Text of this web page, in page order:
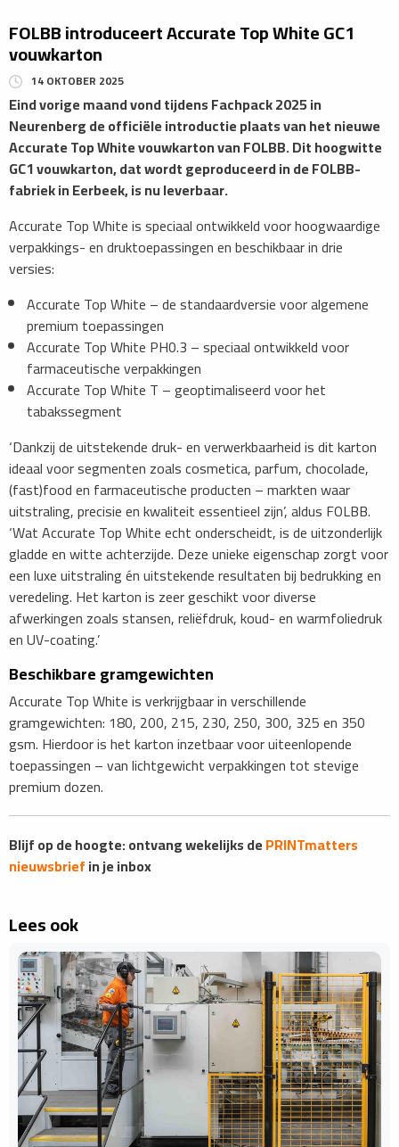
​FOLBB introduceert Accurate Top White GC1
vouwkarton
14 OKTOBER 2025
Eind vorige maand vond tijdens Fachpack 2025 in
Neurenberg de officiële introductie plaats van het nieuwe
Accurate Top White vouwkarton van FOLBB. Dit hoogwitte
GC1 vouwkarton, dat wordt geproduceerd in de FOLBB-
fabriek in Eerbeek, is nu leverbaar.
Accurate Top White is speciaal ontwikkeld voor hoogwaardige
verpakkings- en druktoepassingen en beschikbaar in drie
versies:
​Accurate Top White – de standaardversie voor algemene
premium toepassingen
Accurate Top White PH0.3 – speciaal ontwikkeld voor
farmaceutische verpakkingen
Accurate Top White T – geoptimaliseerd voor het
tabakssegment
‘Dankzij de uitstekende druk- en verwerkbaarheid is dit karton
ideaal voor segmenten zoals cosmetica, parfum, chocolade,
(fast)food en farmaceutische producten – markten waar
uitstraling, precisie en kwaliteit essentieel zijn’, aldus FOLBB.
‘Wat Accurate Top White echt onderscheidt, is de uitzonderlijk
gladde en witte achterzijde. Deze unieke eigenschap zorgt voor
een luxe uitstraling én uitstekende resultaten bij bedrukking en
veredeling. Het karton is zeer geschikt voor diverse
afwerkingen zoals stansen, reliëfdruk, koud- en warmfoliedruk
en UV-coating.’
Beschikbare gramgewichten
Accurate Top White is verkrijgbaar in verschillende
gramgewichten: 180, 200, 215, 230, 250, 300, 325 en 350
gsm. Hierdoor is het karton inzetbaar voor uiteenlopende
toepassingen – van lichtgewicht verpakkingen tot stevige
premium dozen.
​​​​​​​​Blijf op de hoogte: ontvang wekelijks dePRINTmatters
nieuwsbriefin je inbox
Lees ook